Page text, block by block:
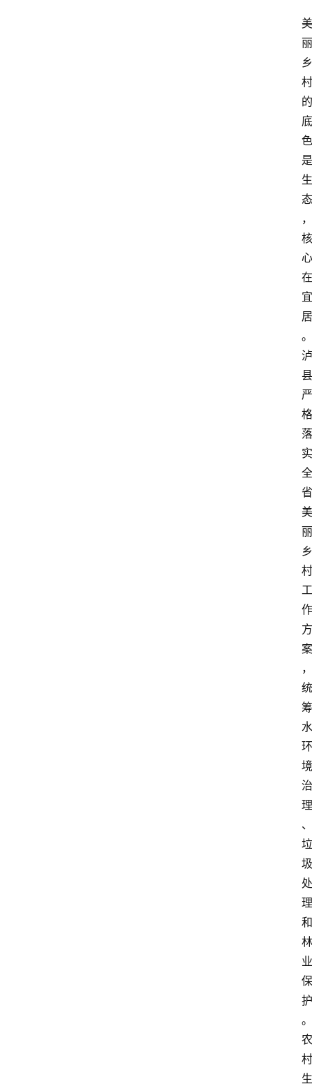
美
丽
乡
村
的
底
色
是
生
态
，
核
心
在
宜
居
。
泸
县
严
格
落
实
全
省
美
丽
乡
村
工
作
方
案
，
统
筹
水
环
境
治
理
、
垃
圾
处
理
和
林
业
保
护
。
农
村
生